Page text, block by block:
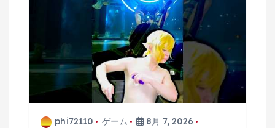
phi72110 ゲーム
8月 7, 2026